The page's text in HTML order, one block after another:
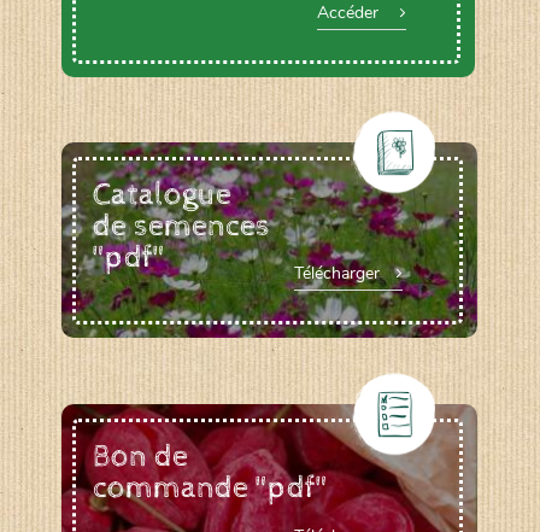
Accéder
Catalogue
de semences
"pdf"
Télécharger
Bon de
commande "pdf"